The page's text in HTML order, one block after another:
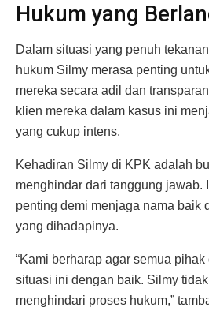
Hukum yang
Dalam situasi yang penuh
hukum Silmy merasa penting
mereka secara adil dan
klien mereka dalam kasus ini
yang cukup intens.
Kehadiran Silmy di KPK adalah
menghindar dari tanggung jawab.
penting demi menjaga nama baik
yang dihadapinya.
“Kami berharap agar semua
situasi ini dengan baik. Silmy
menghindari proses hukum,”